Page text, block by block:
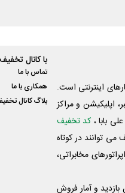
اینترنتی است.
اپلیکیشن و مراکز
بابا ، کد تخفیف
توانند در کوتاه
مخابراتی،
و آمار فروش
با کانال تخفیف
تماس با ما
همکاری با ما
بلاگ کانال